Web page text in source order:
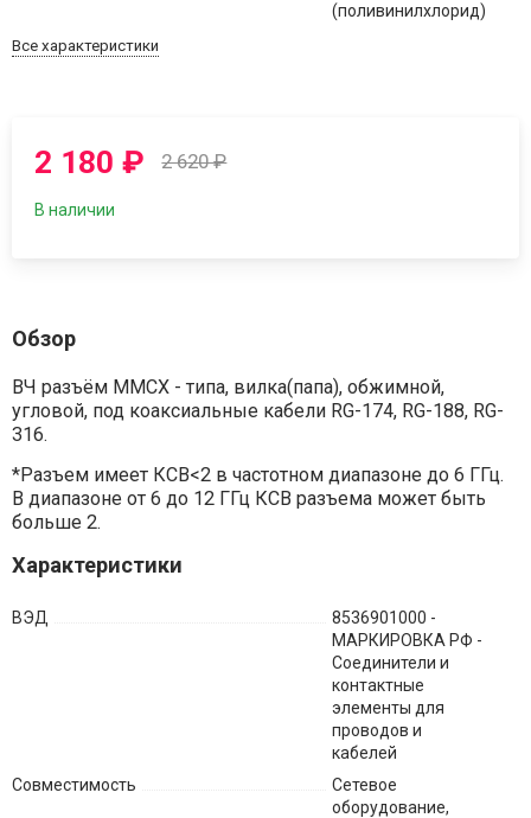
(поливинилхлорид)
Все характеристики
2 180₽ 2 620₽
В наличии
Обзор
ВЧ разъём MMCX - типа, вилка(папа), обжимной,
угловой, под коаксиальные кабели RG-174, RG-188, RG-
316.
*Разъем имеет КСВ<2 в частотном диапазоне до 6 ГГц.
В диапазоне от 6 до 12 ГГц КСВ разъема может быть
больше 2.
Характеристики
ВЭД
8536901000 -
МАРКИРОВКА РФ -
Соединители и
контактные
элементы для
проводов и
кабелей
Совместимость
Сетевое
оборудование,